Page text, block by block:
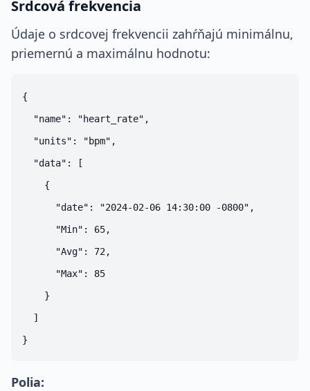
Srdcová frekvencia
Údaje o srdcovej frekvencii zahŕňajú minimálnu,
priemernú a maximálnu hodnotu:
{
  "name": "heart_rate",
  "units": "bpm",
  "data": [
    {
      "date": "2024-02-06 14:30:00 -0800",
      "Min": 65,
      "Avg": 72,
      "Max": 85
    }
  ]
Polia: